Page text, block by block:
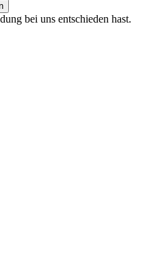
bei uns entschieden hast.